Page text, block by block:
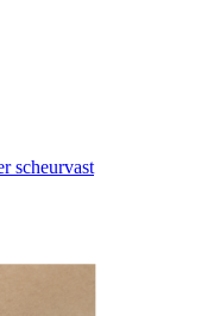
scheurvast